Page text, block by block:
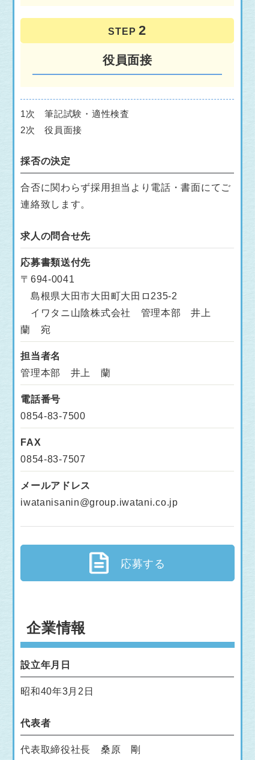
STEP
役員面接
1次 筆記試験・適性検査
2次 役員面接
採否の決定
合否に関わらず採用担当より電話・書面にてご
連絡致します。
求人の問合せ先
応募書類送付先
〒694-0041
島根県大田市大田町大田ロ235-2
イワタニ山陰株式会社 管理本部 井上
蘭 宛
担当者名
管理本部 井上 蘭
電話番号
0854-83-7500
FAX
0854-83-7507
メールアドレス
iwatanisanin@group.iwatani.co.jp
応募する
企業情報
設立年月日
昭和40年3月2日
代表者
代表取締役社長 桑原 剛